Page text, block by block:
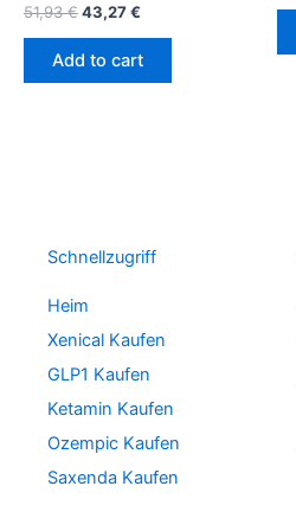
51,93€43,27€
Add to cart
Schnellzugriff
Heim
Xenical Kaufen
GLP1 Kaufen
Ketamin Kaufen
Ozempic Kaufen
Saxenda Kaufen